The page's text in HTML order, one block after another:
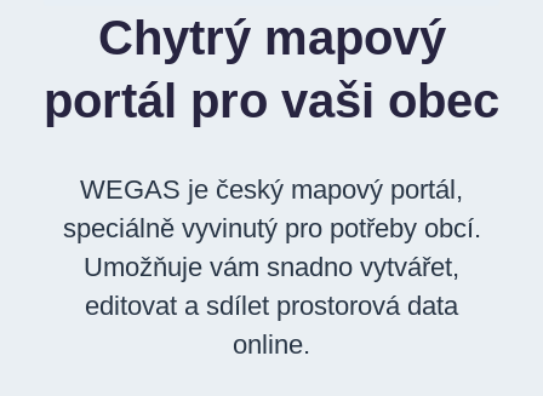
Chytrý mapový
portál pro vaši obec
WEGAS je český mapový portál,
speciálně vyvinutý pro potřeby obcí.
Umožňuje vám snadno vytvářet,
editovat a sdílet prostorová data
online.